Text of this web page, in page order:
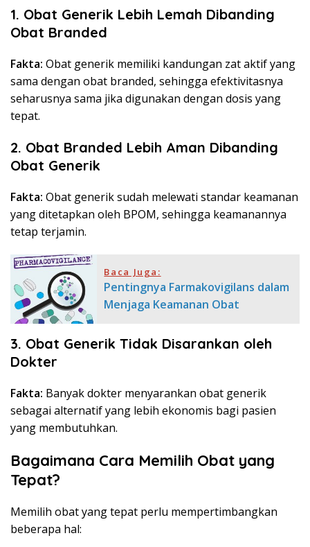
1. Obat Generik Lebih Lemah Dibanding
Obat Branded
Fakta: Obat generik memiliki kandungan zat aktif yang
sama dengan obat branded, sehingga efektivitasnya
seharusnya sama jika digunakan dengan dosis yang
tepat.
2. Obat Branded Lebih Aman Dibanding
Obat Generik
Fakta: Obat generik sudah melewati standar keamanan
yang ditetapkan oleh BPOM, sehingga keamanannya
tetap terjamin.
Baca Juga:
Pentingnya Farmakovigilans dalam
Menjaga Keamanan Obat
3. Obat Generik Tidak Disarankan oleh
Dokter
Fakta: Banyak dokter menyarankan obat generik
sebagai alternatif yang lebih ekonomis bagi pasien
yang membutuhkan.
Bagaimana Cara Memilih Obat yang
Tepat?
Memilih obat yang tepat perlu mempertimbangkan
beberapa hal: